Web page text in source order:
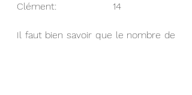
Clément:			14
Il faut bien savoir que le nombre de